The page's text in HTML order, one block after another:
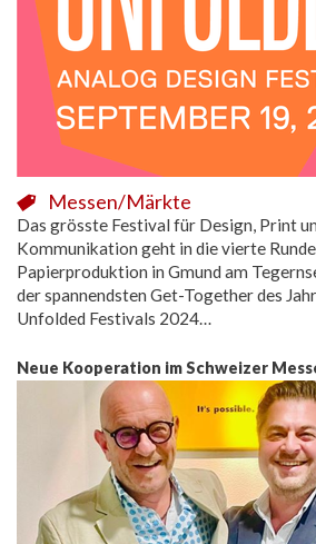
Messen/Märkte
Das grösste Festival für Design, Print
Kommunikation geht in die vierte
Papierproduktion in Gmund am
der spannendsten Get-Together des
Unfolded Festivals 2024…
Neue Kooperation im Schweizer